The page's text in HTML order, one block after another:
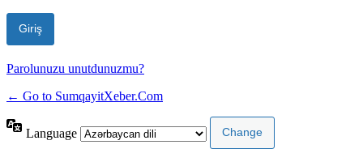
Parolunuzu unutdunuzmu?
← Go to SumqayitXeber.Com
Language